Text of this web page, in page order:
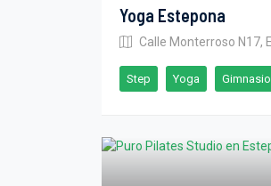
Yoga Estepona
Calle Monterroso N17,
Step Yoga Gimnasio